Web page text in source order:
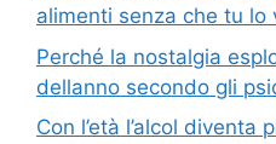
alimenti senza che tu lo
Perché la nostalgia
dellanno secondo gli
Con l’età l’alcol